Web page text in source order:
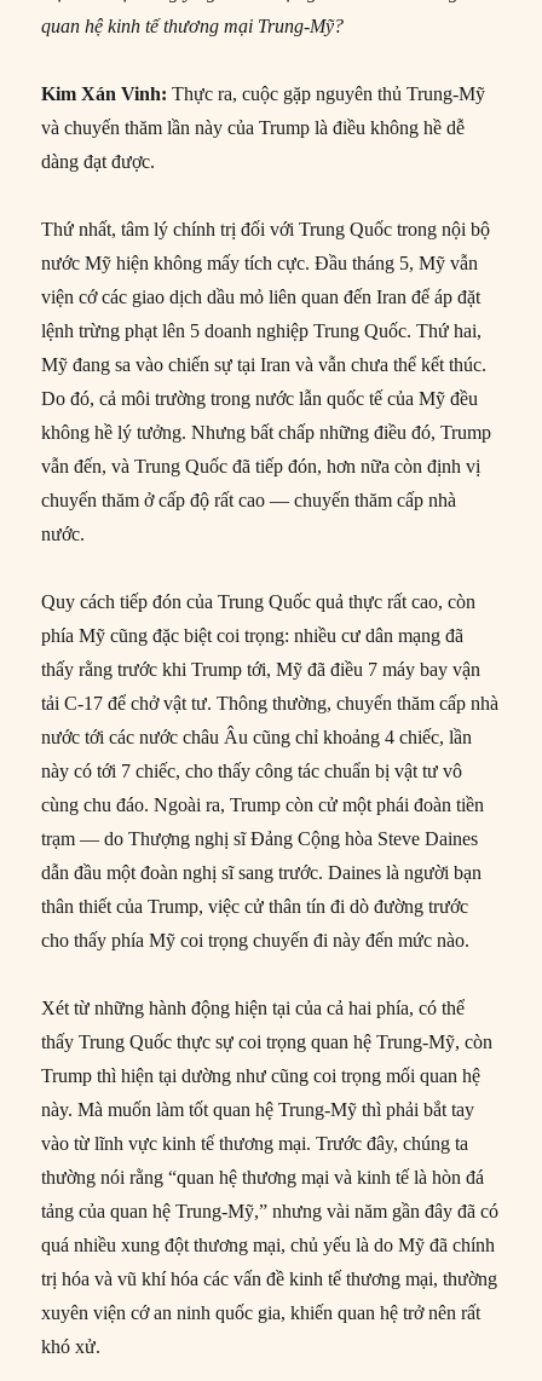
quan hệ kinh tế thương mại Trung-Mỹ?
Kim Xán Vinh: Thực ra, cuộc gặp nguyên thủ Trung-Mỹ
và chuyến thăm lần này của Trump là điều không hề dễ
dàng đạt được.
Thứ nhất, tâm lý chính trị đối với Trung Quốc trong nội bộ
nước Mỹ hiện không mấy tích cực. Đầu tháng 5, Mỹ vẫn
viện cớ các giao dịch dầu mỏ liên quan đến Iran để áp đặt
lệnh trừng phạt lên 5 doanh nghiệp Trung Quốc. Thứ hai,
Mỹ đang sa vào chiến sự tại Iran và vẫn chưa thể kết thúc.
Do đó, cả môi trường trong nước lẫn quốc tế của Mỹ đều
không hề lý tưởng. Nhưng bất chấp những điều đó, Trump
vẫn đến, và Trung Quốc đã tiếp đón, hơn nữa còn định vị
chuyến thăm ở cấp độ rất cao — chuyến thăm cấp nhà
nước.
Quy cách tiếp đón của Trung Quốc quả thực rất cao, còn
phía Mỹ cũng đặc biệt coi trọng: nhiều cư dân mạng đã
thấy rằng trước khi Trump tới, Mỹ đã điều 7 máy bay vận
tải C-17 để chở vật tư. Thông thường, chuyến thăm cấp nhà
nước tới các nước châu Âu cũng chỉ khoảng 4 chiếc, lần
này có tới 7 chiếc, cho thấy công tác chuẩn bị vật tư vô
cùng chu đáo. Ngoài ra, Trump còn cử một phái đoàn tiền
trạm — do Thượng nghị sĩ Đảng Cộng hòa Steve Daines
dẫn đầu một đoàn nghị sĩ sang trước. Daines là người bạn
thân thiết của Trump, việc cử thân tín đi dò đường trước
cho thấy phía Mỹ coi trọng chuyến đi này đến mức nào.
Xét từ những hành động hiện tại của cả hai phía, có thể
thấy Trung Quốc thực sự coi trọng quan hệ Trung-Mỹ, còn
Trump thì hiện tại dường như cũng coi trọng mối quan hệ
này. Mà muốn làm tốt quan hệ Trung-Mỹ thì phải bắt tay
vào từ lĩnh vực kinh tế thương mại. Trước đây, chúng ta
thường nói rằng “quan hệ thương mại và kinh tế là hòn đá
tảng của quan hệ Trung-Mỹ,” nhưng vài năm gần đây đã có
quá nhiều xung đột thương mại, chủ yếu là do Mỹ đã chính
trị hóa và vũ khí hóa các vấn đề kinh tế thương mại, thường
xuyên viện cớ an ninh quốc gia, khiến quan hệ trở nên rất
khó xử.